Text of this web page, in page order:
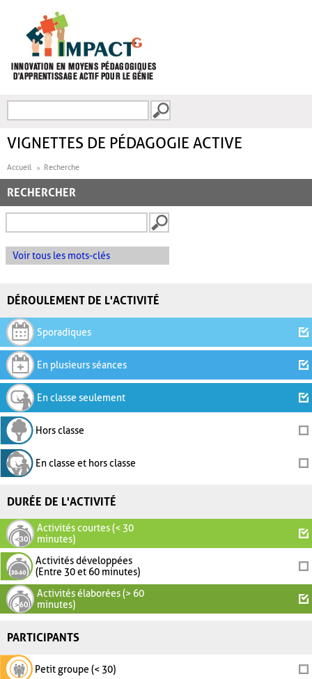
FORMULAIRE DE
VIGNETTES DE PÉDAGOGIE ACTIVE
Accueil Recherche
RECHERCHER
Voir tous les mots-clés
DÉROULEMENT DE L'ACTIVITÉ
Sporadiques
En plusieurs séances
En classe seulement
Hors classe
En classe et hors classe
DURÉE DE L'ACTIVITÉ
Activités courtes (< 30
minutes)
Activités développées
(Entre 30 et 60 minutes)
Activités élaborées (> 60
minutes)
PARTICIPANTS
Petit groupe (< 30)